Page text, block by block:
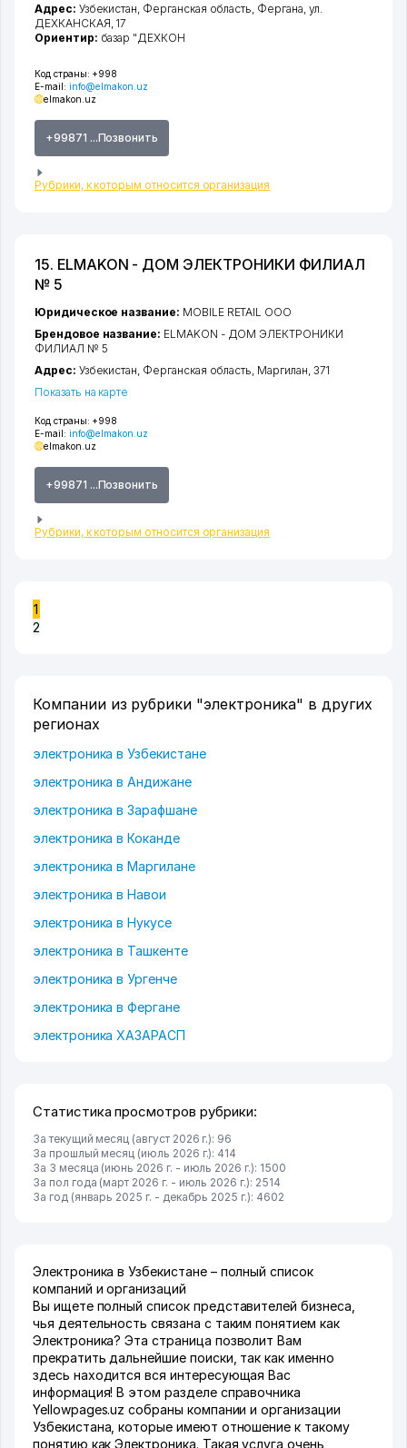
Код страны: +998
E-mail: info@elmakon.uz
elmakon.uz
+99871 ...Позвонить
Рубрики, к которым относится организация
Адрес: Узбекистан, Ферганская область Фергана ул.
ДЕХКАНСКАЯ , 17
Ориентир: базар "ДЕХКОН
15. ELMAKON - ДОМ ЭЛЕКТРОНИКИ ФИЛИАЛ
№ 5
Код страны: +998
E-mail: info@elmakon.uz
elmakon.uz
+99871 ...Позвонить
Рубрики, к которым относится организация
Юридическое название: MOBILE RETAIL ООО
Брендовое название: ELMAKON - ДОМ ЭЛЕКТРОНИКИ
ФИЛИАЛ № 5
Адрес: Узбекистан, Ферганская область, Маргилан, 371
Показать на карте
1
2
Компании из рубрики "электроника" в других
регионах
электроника в Узбекистане
электроника в Андижане
электроника в Зарафшане
электроника в Коканде
электроника в Маргилане
электроника в Навои
электроника в Нукусе
электроника в Ташкенте
электроника в Ургенче
электроника в Фергане
электроника ХАЗАРАСП
Статистика просмотров рубрики:
За текущий месяц (август 2026 г.): 96
За прошлый месяц (июль 2026 г.): 414
За 3 месяца (июнь 2026 г. - июль 2026 г.): 1500
За пол года (март 2026 г. - июль 2026 г.): 2514
За год (январь 2025 г. - декабрь 2025 г.): 4602
Электроника в Узбекистане – полный список
компаний и организаций
Вы ищете полный список представителей бизнеса,
чья деятельность связана с таким понятием как
Электроника? Эта страница позволит Вам
прекратить дальнейшие поиски, так как именно
здесь находится вся интересующая Вас
информация! В этом разделе справочника
Yellowpages.uz собраны компании и организации
Узбекистана, которые имеют отношение к такому
понятию как Электроника. Такая услуга очень